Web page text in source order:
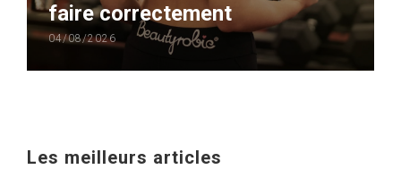
faire correctement
04/08/2026
Les meilleurs articles